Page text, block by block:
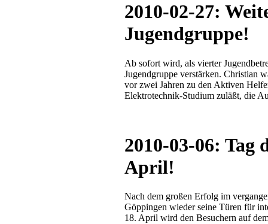
2010-02-27:
Jugendgruppe!
Ab sofort wird, als vierter
Jugendgruppe verstärken. Christian
vor zwei Jahren zu den Aktiven
Elektrotechnik-Studium zuläßt, die
2010-03-06: Tag
April!
Nach dem großen Erfolg im
Göppingen wieder seine Türen für
18. April wird den Besuchern auf